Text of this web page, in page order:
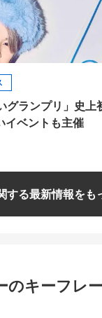
ランプリ」史上
ベントも主催
する最新情報をも
のキーフレ